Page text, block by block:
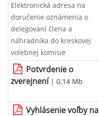
Elektronická adresa na
doručenie oznámenia o
delegovaní člena a
náhradníka do kreskovej
volebnej komisie
Potvrdenie o
zverejnení| 0.14 Mb
Vyhlásenie voľby na